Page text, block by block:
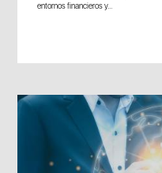
entornos financieros y...